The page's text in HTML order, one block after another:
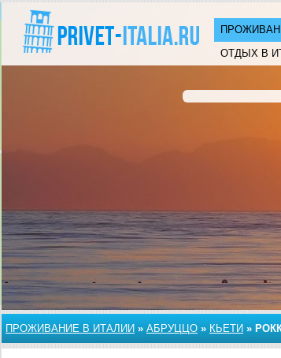
ОТДЫХ В
ПРОЖИВАНИЕ В ИТАЛИИ » АБРУЦЦО » КЬЕТИ »